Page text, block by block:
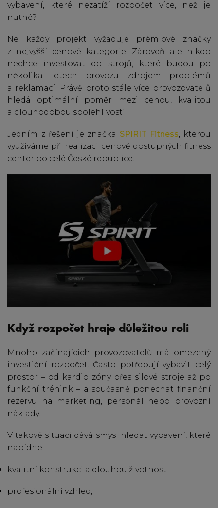
vybavení, které nezatíží rozpočet více, než je
nutné?
Ne každý projekt vyžaduje prémiové značky
z nejvyšší cenové kategorie. Zároveň ale nikdo
nechce investovat do strojů, které budou po
několika letech provozu zdrojem problémů
a reklamací. Právě proto stále více provozovatelů
hledá optimální poměr mezi cenou, kvalitou
a dlouhodobou spolehlivostí.
Jedním z řešení je značka SPIRIT Fitness, kterou
využíváme při realizaci cenově dostupných fitness
center po celé České republice.
Když rozpočet hraje důležitou roli
Mnoho začínajících provozovatelů má omezený
investiční rozpočet. Často potřebují vybavit celý
prostor – od kardio zóny přes silové stroje až po
funkční trénink – a současně ponechat finanční
rezervu na marketing, personál nebo provozní
náklady.
V takové situaci dává smysl hledat vybavení, které
nabídne:
kvalitní konstrukci a dlouhou životnost,
profesionální vzhled,